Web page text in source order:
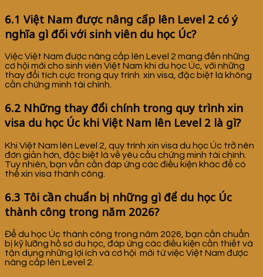
6.1 Việt Nam được nâng cấp lên Level 2 có ý
nghĩa gì đối với sinh viên du học Úc?
Việc Việt Nam được nâng cấp lên Level 2 mang đến những
cơ hội mới cho sinh viên Việt Nam khi du học Úc, với những
thay đổi tích cực trong quy trình xin visa, đặc biệt là không
cần chứng minh tài chính.
6.2 Những thay đổi chính trong quy trình xin
visa du học Úc khi Việt Nam lên Level 2 là gì?
Khi Việt Nam lên Level 2, quy trình xin visa du học Úc trở nên
đơn giản hơn, đặc biệt là về yêu cầu chứng minh tài chính.
Tuy nhiên, bạn vẫn cần đáp ứng các điều kiện khác để có
thể xin visa thành công.
6.3 Tôi cần chuẩn bị những gì để du học Úc
thành công trong năm 2026?
Để du học Úc thành công trong năm 2026, bạn cần chuẩn
bị kỹ lưỡng hồ sơ du học, đáp ứng các điều kiện cần thiết và
tận dụng những lợi ích và cơ hội mới từ việc Việt Nam được
nâng cấp lên Level 2.